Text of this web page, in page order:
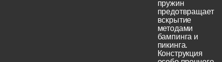
пружин
предотвращает
вскрытие
методами
бампинга и
пикинга.
Конструкция